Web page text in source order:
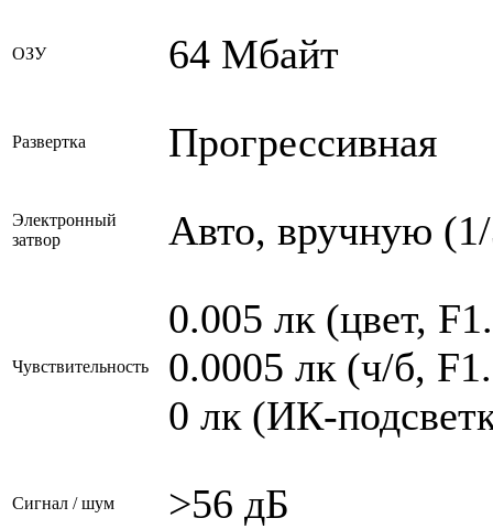
ОЗУ 64 Мбайт
Развертка Прогрессивная
Электронный
затвор
Авто, вручную
Чувствительность
0.005 лк (цвет,
0.0005 лк (ч/б,
0 лк (ИК-
Сигнал / шум >56 дБ